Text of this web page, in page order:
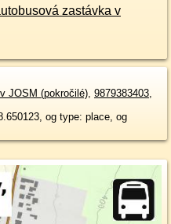
zastávka v
JOSM (pokročilé), 9879383403,
og type: place, og